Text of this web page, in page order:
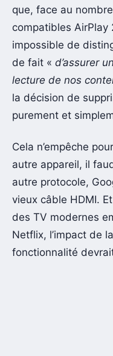
que, face au
compatibles
impossible de
de fait « d’assurer
lecture de nos
la décision de
purement et
Cela n’empêche
autre appareil, il
autre protocole,
vieux câble HDMI.
des TV modernes
Netflix, l’impact de
fonctionnalité